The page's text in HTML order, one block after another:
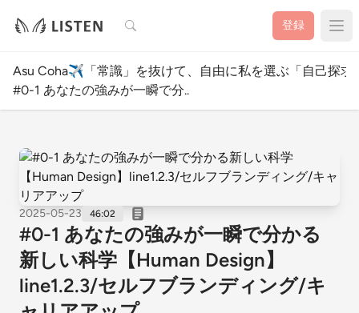
検索 登録
Asu Coha✈️「常識」を抜けて、自由に私を選ぶ「自己探求
#0-1 あなたの強みが一瞬で分..
2025-05-23 46:02
#0-1 あなたの強みが一瞬で分かる
新しい科学【Human Design】
line1.2.3/セルフブランディング/キ